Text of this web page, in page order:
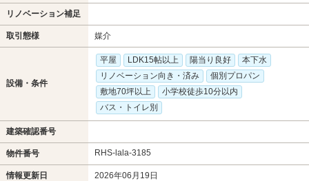
リノベーション補足
取引態様 媒介
設備・条件
平屋 LDK15帖以上 陽当り良好
本下水
リノベーション向き・済み
個別プロパン
敷地70坪以上
小学校徒歩10分以内
バス・トイレ別
建築確認番号
物件番号 RHS-lala-3185
情報更新日 2026年06月19日